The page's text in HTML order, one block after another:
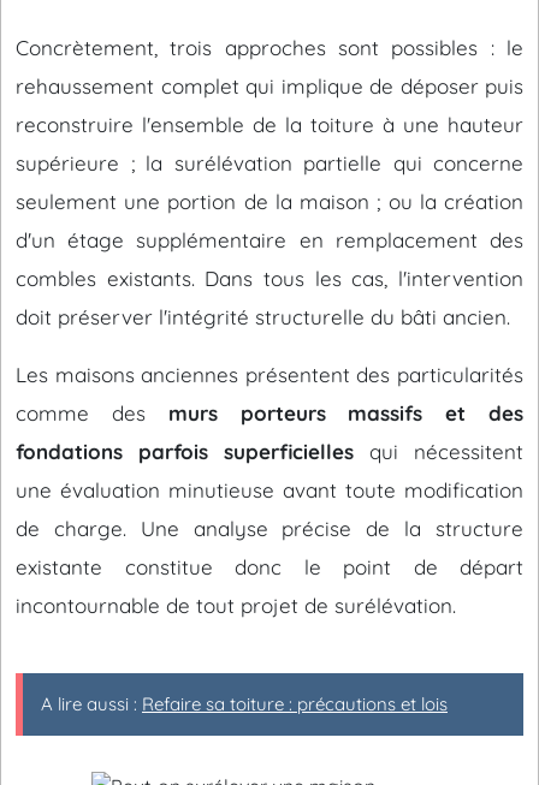
Concrètement, trois approches sont possibles : le
rehaussement complet qui implique de déposer puis
reconstruire l'ensemble de la toiture à une hauteur
supérieure ; la surélévation partielle qui concerne
seulement une portion de la maison ; ou la création
d'un étage supplémentaire en remplacement des
combles existants. Dans tous les cas, l'intervention
doit préserver l'intégrité structurelle du bâti ancien.
Les maisons anciennes présentent des particularités
comme des murs porteurs massifs et des
fondations parfois superficielles qui nécessitent
une évaluation minutieuse avant toute modification
de charge. Une analyse précise de la structure
existante constitue donc le point de départ
incontournable de tout projet de surélévation.
A lire aussi : Refaire sa toiture : précautions et lois